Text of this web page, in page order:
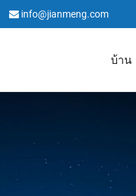
info@jianmeng.com
บ้าน